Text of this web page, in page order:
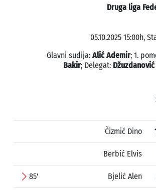
Druga liga
05.10.2025 15:00h,
Glavni sudija: Alić Ademir; 1.
Bakir; Delegat:
Čizmić Dino
Berbić Elvis
85' Bjelić Alen